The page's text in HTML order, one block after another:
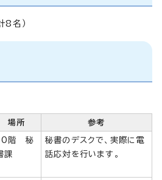
8名）
場所 参考
階 秘
課
秘書のデスクで、実際に電
話応対を行います。